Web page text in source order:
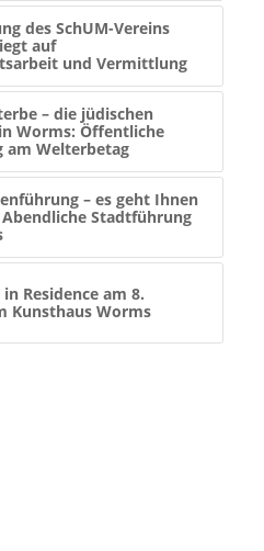
des SchUM-Vereins
auf
und Vermittlung
– die jüdischen
Worms: Öffentliche
am Welterbetag
– es geht Ihnen
Stadtführung
Residence am 8.
Kunsthaus Worms